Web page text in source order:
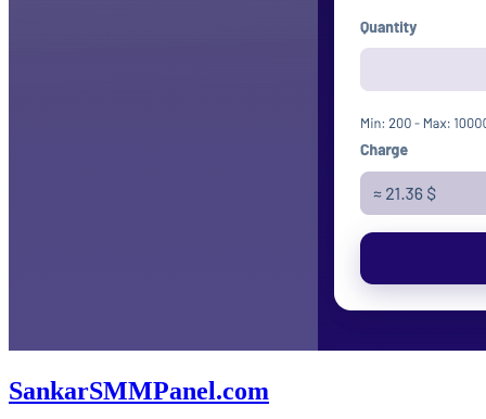
SankarSMMPanel.com